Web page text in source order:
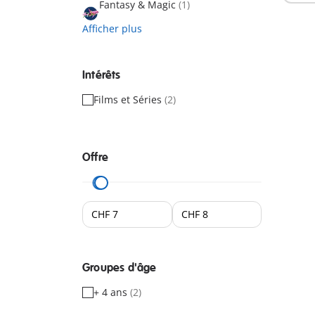
Fantasy & Magic (1)
Afficher plus
Intérêts
Films et Séries (2)
Offre
Groupes d'âge
+ 4 ans (2)